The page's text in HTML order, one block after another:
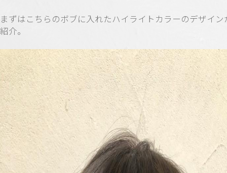
まずはこちらのボブに入れたハイライトカラーのデザイン
紹介。